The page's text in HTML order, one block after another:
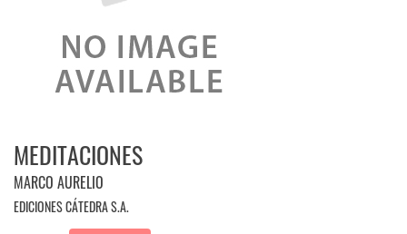
MEDITACIONES
MARCO AURELIO
EDICIONES CÁTEDRA S.A.